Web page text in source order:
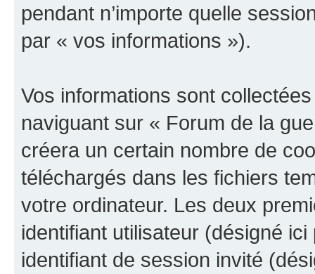
pendant n’importe quelle
par « vos informations »).
Vos informations sont
naviguant sur « Forum de la
créera un certain nombre de
téléchargés dans les fichiers
votre ordinateur. Les deux
identifiant utilisateur (désigné
identifiant de session invité